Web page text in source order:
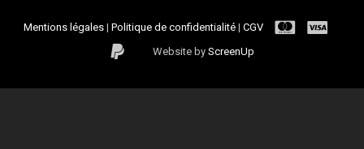
Mentions légales|Politique de confidentialité|CGV
Website byScreenUp